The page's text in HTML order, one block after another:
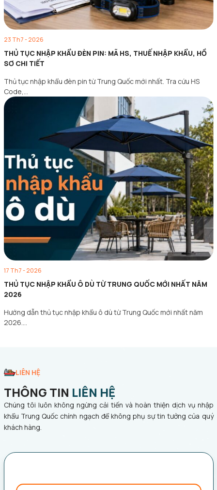
23 Th7 - 2026
THỦ TỤC NHẬP KHẨU ĐÈN PIN: MÃ HS, THUẾ NHẬP KHẨU, HỒ
SƠ CHI TIẾT
Thủ tục nhập khẩu đèn pin từ Trung Quốc mới nhất. Tra cứu HS
Code,…
17 Th7 - 2026
THỦ TỤC NHẬP KHẨU Ô DÙ TỪ TRUNG QUỐC MỚI NHẤT NĂM
2026
Hướng dẫn thủ tục nhập khẩu ô dù từ Trung Quốc mới nhất năm
2026.…
LIÊN HỆ
THÔNG TIN LIÊN HỆ
Chúng tôi luôn không ngừng cải tiến và hoàn thiện dịch vụ nhập
khẩu Trung Quốc chính ngạch để không phụ sự tin tưởng của quý
khách hàng.